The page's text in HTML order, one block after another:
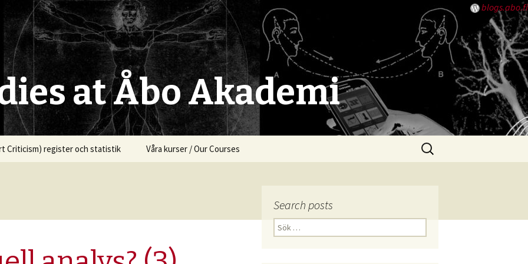
blogs.abo.fi
at Åbo Akademi
Criticism) register och statistik Våra kurser / Our Courses
Sök
efter:
Search posts
Sök
efter: